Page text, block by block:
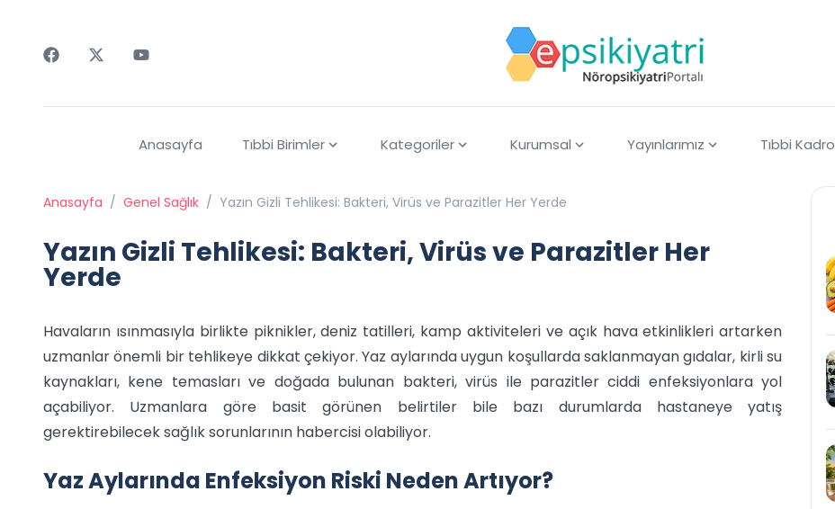
Anasayfa Tıbbi Birimler Kategoriler Kurumsal Yayınlarımız Tıbbi Kadro
Anasayfa / Genel Sağlık / Yazın Gizli Tehlikesi: Bakteri, Virüs ve Parazitler Her Yerde
Yazın Gizli Tehlikesi: Bakteri, Virüs ve Parazitler Her
Yerde
Havaların ısınmasıyla birlikte piknikler, deniz tatilleri, kamp aktiviteleri ve açık hava etkinlikleri artarken
uzmanlar önemli bir tehlikeye dikkat çekiyor. Yaz aylarında uygun koşullarda saklanmayan gıdalar, kirli su
kaynakları, kene temasları ve doğada bulunan bakteri, virüs ile parazitler ciddi enfeksiyonlara yol
açabiliyor. Uzmanlara göre basit görünen belirtiler bile bazı durumlarda hastaneye yatış
gerektirebilecek sağlık sorunlarının habercisi olabiliyor.
Yaz Aylarında Enfeksiyon Riski Neden Artıyor?